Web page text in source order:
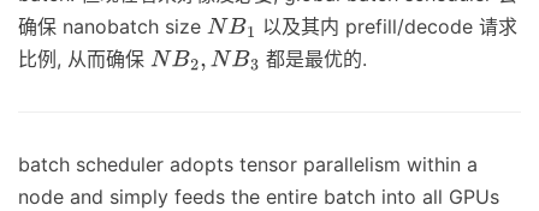
确保 nanobatch size NB1
以及其内 prefill/decode 请求
比例, 从而确保 NB2,N B3 都是最优的.
batch scheduler adopts tensor parallelism within a
node and simply feeds the entire batch into all GPUs